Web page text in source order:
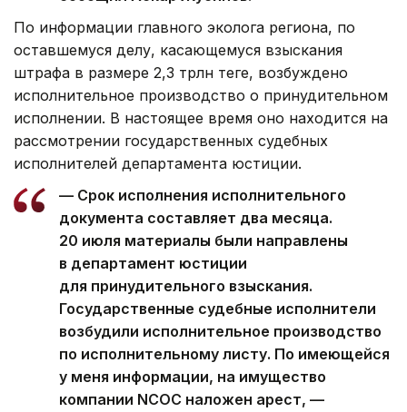
По информации главного эколога региона, по
оставшемуся делу, касающемуся взыскания
штрафа в размере 2,3 трлн теңге, возбуждено
исполнительное производство о принудительном
исполнении. В настоящее время оно находится на
рассмотрении государственных судебных
исполнителей департамента юстиции.
— Срок исполнения исполнительного
документа составляет два месяца.
20 июля материалы были направлены
в департамент юстиции
для принудительного взыскания.
Государственные судебные исполнители
возбудили исполнительное производство
по исполнительному листу. По имеющейся
у меня информации, на имущество
компании NCOC наложен арест, —